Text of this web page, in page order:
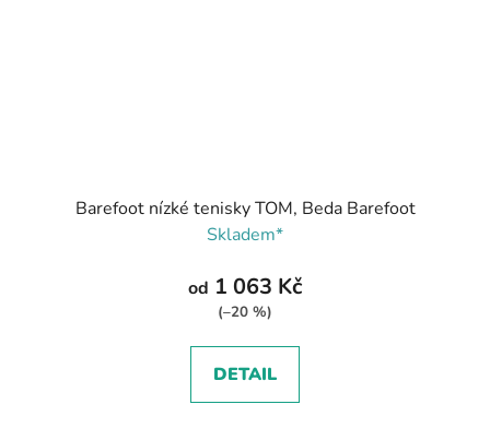
Barefoot nízké tenisky TOM, Beda Barefoot
Skladem*
od 1 063 Kč
(–20 %)
DETAIL